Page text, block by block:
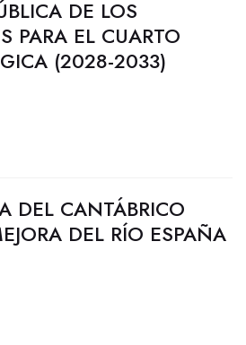
DE LOS
PARA EL CUARTO
(2028-2033)
DEL CANTÁBRICO
DEL RÍO ESPAÑA